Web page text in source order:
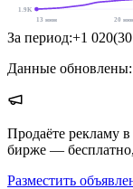
1.9K
13 июн
20
За период:+1 020(30
Данные обновлены:
Продаёте рекламу в
бирже —
Разместить